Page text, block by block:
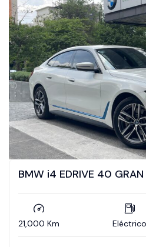
BMW i4 EDRIVE 40
21,000 Km Eléctrico